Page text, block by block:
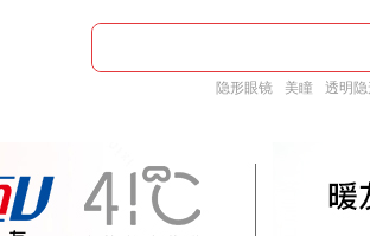
隐形眼镜 美瞳 透明